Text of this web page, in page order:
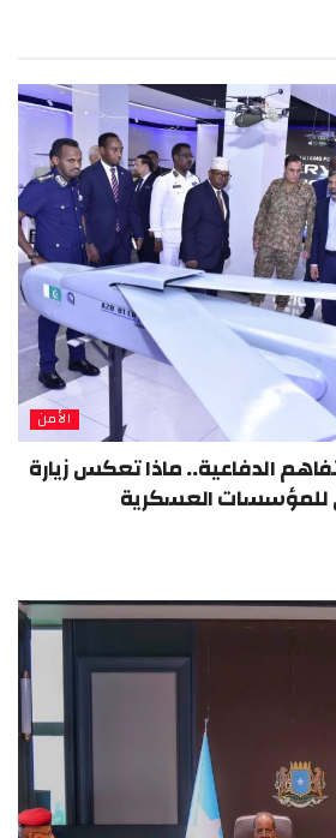
الأمن
الدفاعية.. ماذا تعكس زيارة
للمؤسسات العسكرية